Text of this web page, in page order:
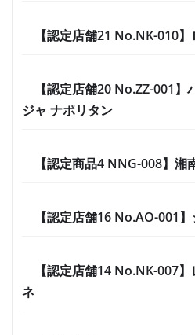
【認定店舗21 No.NK-010
【認定店舗20 No.ZZ-001
ジャ ナポリタン
【認定商品4 NNG-008】湘
【認定店舗16 No.AO-001
【認定店舗14 No.NK-007
ネ